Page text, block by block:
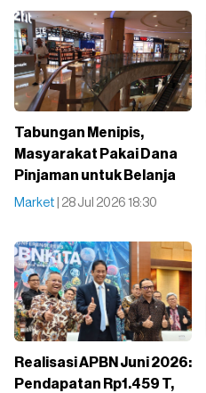
Tabungan Menipis,
Masyarakat Pakai Dana
Pinjaman untuk Belanja
Market | 28 Jul 2026 18:30
Realisasi APBN Juni 2026:
Pendapatan Rp1.459 T,